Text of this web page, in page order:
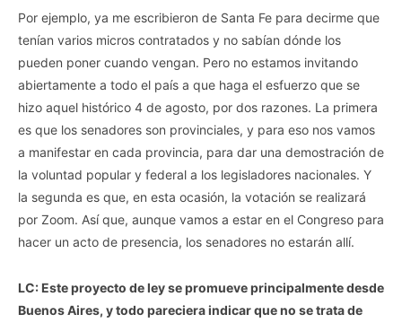
Por ejemplo, ya me escribieron de Santa Fe para decirme que
tenían varios micros contratados y no sabían dónde los
pueden poner cuando vengan. Pero no estamos invitando
abiertamente a todo el país a que haga el esfuerzo que se
hizo aquel histórico 4 de agosto, por dos razones. La primera
es que los senadores son provinciales, y para eso nos vamos
a manifestar en cada provincia, para dar una demostración de
la voluntad popular y federal a los legisladores nacionales. Y
la segunda es que, en esta ocasión, la votación se realizará
por Zoom. Así que, aunque vamos a estar en el Congreso para
hacer un acto de presencia, los senadores no estarán allí.
LC: Este proyecto de ley se promueve principalmente desde
Buenos Aires, y todo pareciera indicar que no se trata de